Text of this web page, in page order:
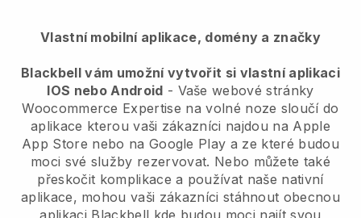
Vlastní mobilní aplikace, domény a značky
Blackbell vám umožní vytvořit si vlastní aplikaci
IOS nebo Android - Vaše webové stránky
Woocommerce Expertise na volné noze sloučí do
aplikace kterou vaši zákazníci najdou na Apple
App Store nebo na Google Play a ze které budou
moci své služby rezervovat. Nebo můžete také
přeskočit komplikace a používat naše nativní
aplikace, mohou vaši zákazníci stáhnout obecnou